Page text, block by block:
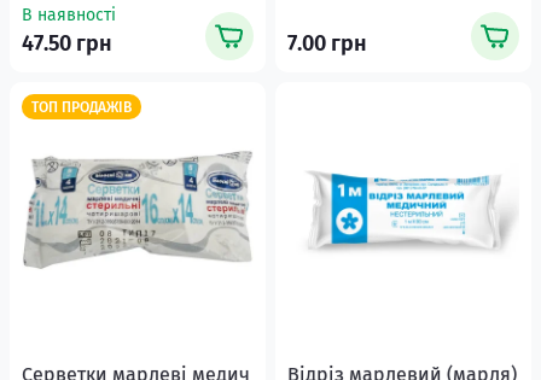
В наявності
47.50 грн 7.00 грн
ТОП ПРОДАЖІВ
Серветки марлеві медич
Відріз марлевий (марля)